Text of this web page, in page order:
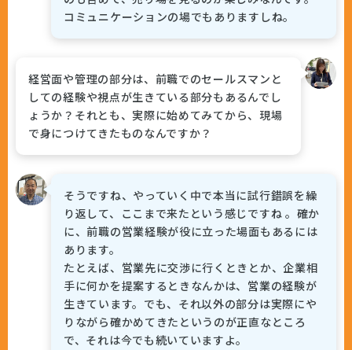
コミュニケーションの場でもありますしね。
経営面や管理の部分は、前職でのセールスマンと
しての経験や視点が生きている部分もあるんでし
ょうか？それとも、実際に始めてみてから、現場
で身につけてきたものなんですか？
そうですね、やっていく中で本当に試行錯誤を繰
り返して、ここまで来たという感じですね 。確か
に、前職の営業経験が役に立った場面もあるには
あります。
たとえば、営業先に交渉に行くときとか、企業相
手に何かを提案するときなんかは、営業の経験が
生きています。でも、それ以外の部分は実際にや
りながら確かめてきたというのが正直なところ
で、それは今でも続いていますよ。